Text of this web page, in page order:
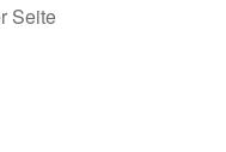
Seite